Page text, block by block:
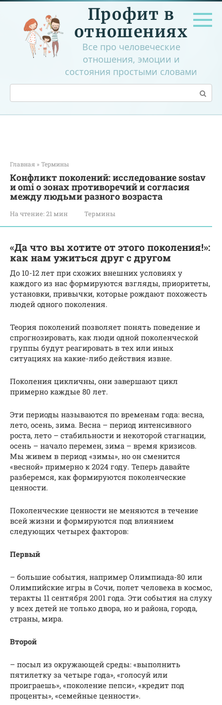
Перейти
контенту
Профит в
отношениях
Все про человеческие
отношения, эмоции и
состояния простыми словами
Поиск:
Главная » Термины
Конфликт поколений: исследование sostav
и omi о зонах противоречий и согласия
между людьми разного возраста
На чтение: 21 мин Термины
«Да что вы хотите от этого поколения!»:
как нам ужиться друг с другом
До 10-12 лет при схожих внешних условиях у
каждого из нас формируются взгляды, приоритеты,
установки, привычки, которые рождают похожесть
людей одного поколения.
Теория поколений позволяет понять поведение и
спрогнозировать, как люди одной поколенческой
группы будут реагировать в тех или иных
ситуациях на какие-либо действия извне.
Поколения цикличны, они завершают цикл
примерно каждые 80 лет.
Эти периоды называются по временам года: весна,
лето, осень, зима. Весна – период интенсивного
роста, лето – стабильности и некоторой стагнации,
осень – начало перемен, зима – время кризисов.
Мы живем в период «зимы», но он сменится
«весной» примерно к 2024 году. Теперь давайте
разберемся, как формируются поколенческие
ценности.
Поколенческие ценности не меняются в течение
всей жизни и формируются под влиянием
следующих четырех факторов:
Первый
– большие события, например Олимпиада-80 или
Олимпийские игры в Сочи, полет человека в космос,
теракты 11 сентября 2001 года. Эти события на слуху
у всех детей не только двора, но и района, города,
страны, мира.
Второй
– посыл из окружающей среды: «выполнить
пятилетку за четыре года», «голосуй или
проиграешь», «поколение пепси», «кредит под
проценты», «семейные ценности».